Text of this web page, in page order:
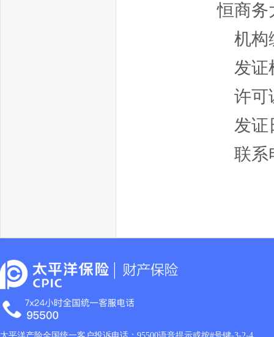
恒商务
机构
发证
许可
发证
联系